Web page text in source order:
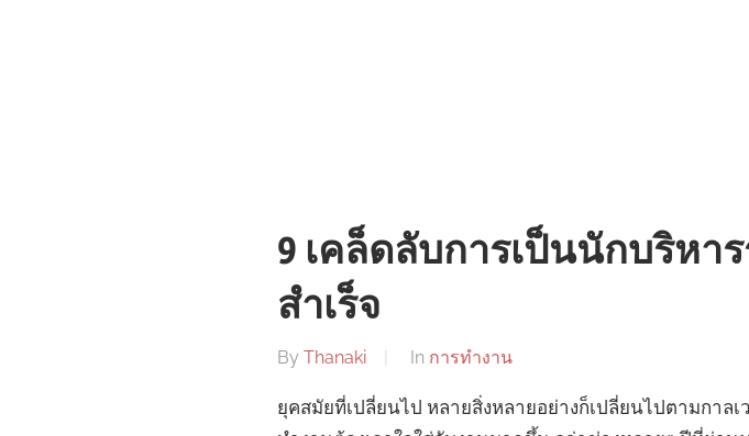
9 เคล็ดลับการเป็นนักบริหา
สำเร็จ
By Thanaki In การทำงาน
ยุคสมัยที่เปลี่ยนไป หลายสิ่งหลายอย่างก็เปลี่ยนไปตามกาล